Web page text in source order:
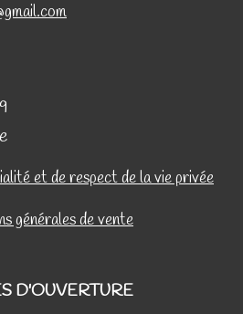
et de respect de la vie privée
générales de vente
D'OUVERTURE